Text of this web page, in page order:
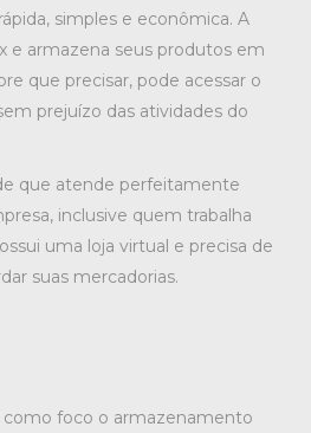
simples e econômica. A
e armazena seus produtos em
que precisar, pode acessar o
prejuízo das atividades do
que atende perfeitamente
inclusive quem trabalha
uma loja virtual e precisa de
suas mercadorias.
foco o armazenamento